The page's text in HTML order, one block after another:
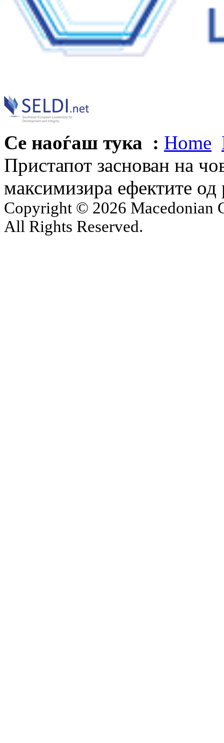
Се наоѓаш тука : Home
Пристапот заснован на
максимизира ефектите од
Copyright © 2026 Macedonian
All Rights Reserved.